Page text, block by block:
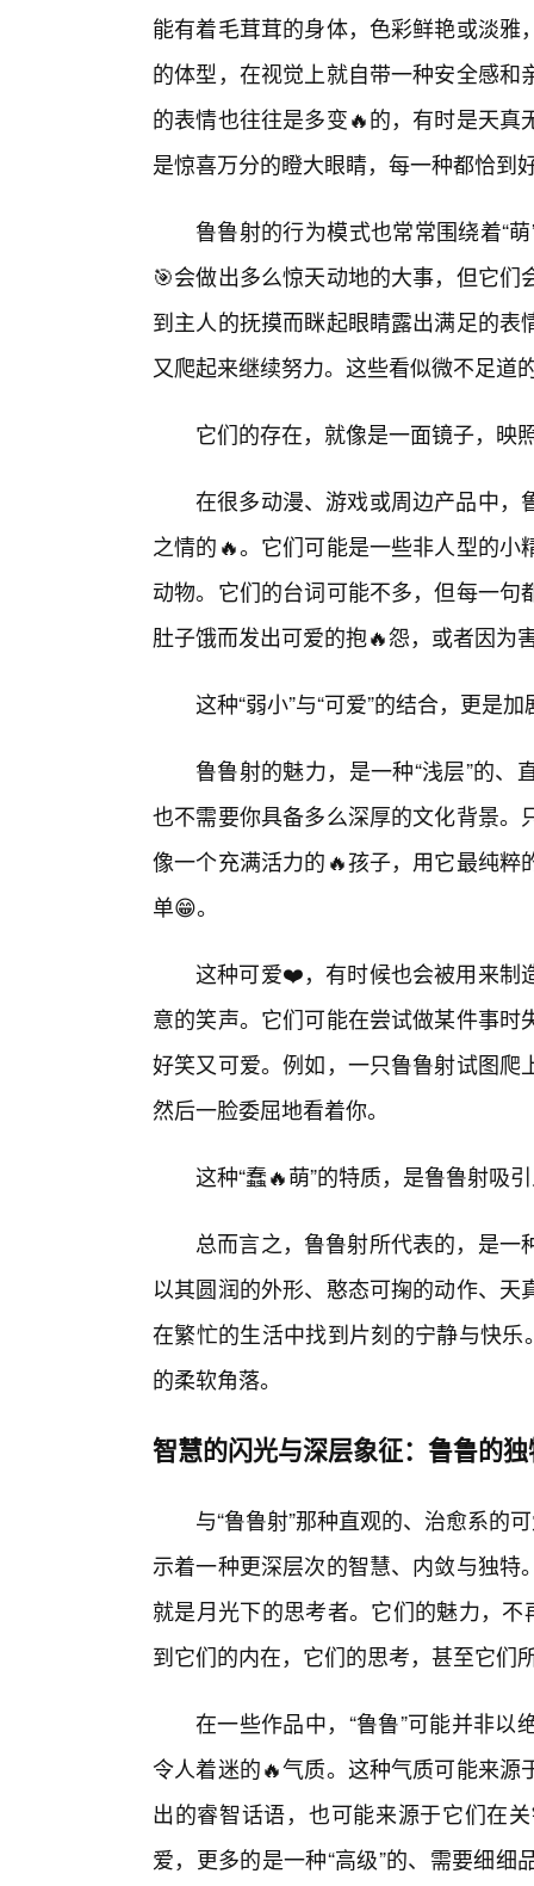
能有着毛茸茸的身体，色彩鲜艳或淡
的体型，在视觉上就自带一种安全感
的表情也往往是多变🔥的，有时是天
是惊喜万分的瞪大眼睛，每一种都恰到
鲁鲁射的行为模式也常常围绕着“
🎯会做出多么惊天动地的大事，但它
到主人的抚摸而眯起眼睛露出满足的
又爬起来继续努力。这些看似微不足道
它们的存在，就像是一面镜子，映
在很多动漫、游戏或周边产品中，
之情的🔥。它们可能是一些非人型的
动物。它们的台词可能不多，但每一
肚子饿而发出可爱的抱🔥怨，或者因为
这种“弱小”与“可爱”的结合，更是
鲁鲁射的魅力，是一种“浅层”的
也不需要你具备多么深厚的文化背景
像一个充满活力的🔥孩子，用它最纯
单😁。
这种可爱❤️，有时候也会被用来制
意的笑声。它们可能在尝试做某件事
好笑又可爱。例如，一只鲁鲁射试图
然后一脸委屈地看着你。
这种“蠢🔥萌”的特质，是鲁鲁射吸
总而言之，鲁鲁射所代表的，是
以其圆润的外形、憨态可掬的动作、
在繁忙的生活中找到片刻的宁静与快
的柔软角落。
智慧的闪光与深层象征：鲁鲁的
与“鲁鲁射”那种直观的、治愈系的
示着一种更深层次的智慧、内敛与独
就是月光下的思考者。它们的魅力，
到它们的内在，它们的思考，甚至它们
在一些作品中，“鲁鲁”可能并非
令人着迷的🔥气质。这种气质可能来
出的睿智话语，也可能来源于它们在
爱，更多的是一种“高级”的、需要细